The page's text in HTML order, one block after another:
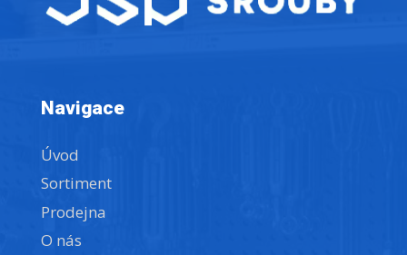
Navigace
Úvod
Sortiment
Prodejna
O nás